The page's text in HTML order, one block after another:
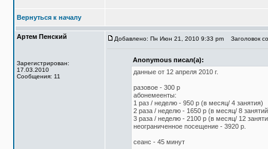
Вернуться к началу
Артем Пенский
Зарегистрирован:
17.03.2010
Сообщения: 11
Добавлено: Пн Июн 21, 2010 9:33 pm Заголовок
Anonymous писал(а):
данные от 12 апреля 2010 г.
разовое - 300 р
абонемеенты:
1 раз / неделю - 950 р (в месяц/ 4 занятия)
2 раза / неделю - 1650 р (в месяц/ 8
3 раза / неделю - 2100 р (в месяц/ 12
неограниченное посещение - 3920 р.
сеанс - 45 минут